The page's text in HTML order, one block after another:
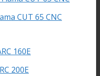
CUT 65 CNC
200E